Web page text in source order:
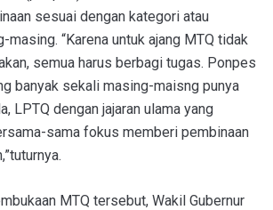
sesuai dengan kategori atau
masing. “Karena untuk ajang MTQ tidak
semua harus berbagi tugas. Ponpes
banyak sekali masing-maisng punya
LPTQ dengan jajaran ulama yang
sama fokus memberi pembinaan
MTQ tersebut, Wakil Gubernur